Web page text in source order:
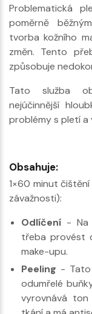
Problematická
poměrně
tvorba kožního
změn. Tento
způsobuje
Tato služba
nejúčinnější
problémy s pletí a
Obsahuje:
1×60 minut
závažnosti):
Odlíčení - Na
třeba provést
make-upu.
Peeling - Tato
odumřelé
vyrovnává